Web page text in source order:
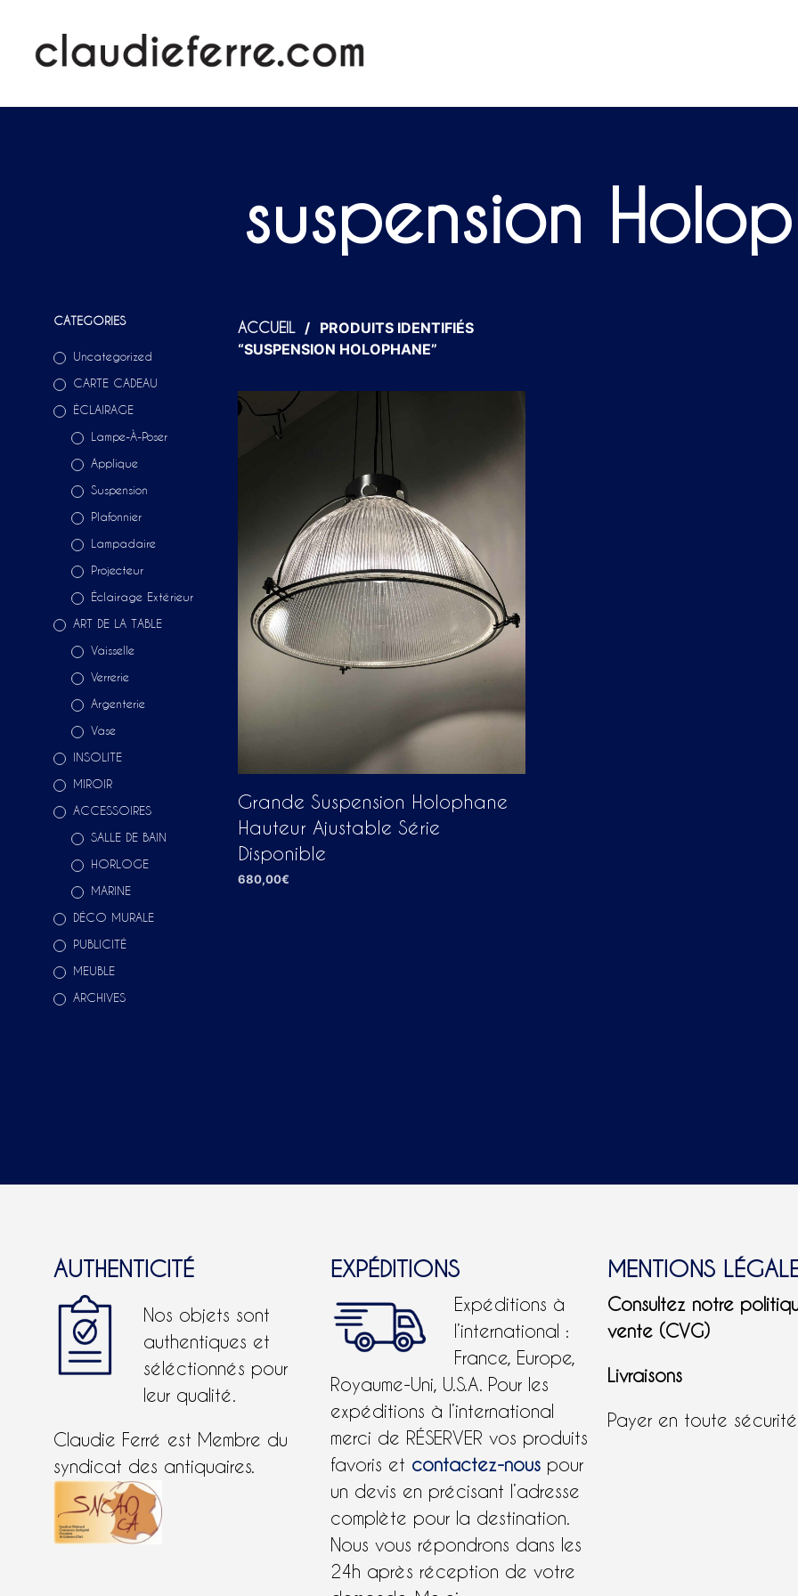
suspension
CATEGORIES
Uncategorized
CARTE CADEAU
ÉCLAIRAGE
Lampe-À-Poser
Applique
Suspension
Plafonnier
Lampadaire
Projecteur
Éclairage Extérieur
ART DE LA TABLE
Vaisselle
Verrerie
Argenterie
Vase
INSOLITE
MIROIR
ACCESSOIRES
SALLE DE BAIN
HORLOGE
MARINE
DÉCO MURALE
PUBLICITÉ
MEUBLE
ARCHIVES
ACCUEIL / PRODUITS IDENTIFIÉS
“SUSPENSION HOLOPHANE”
Grande Suspension Holophane
Hauteur Ajustable Série
Disponible
680,00€
AUTHENTICITÉ
Nos objets sont
authentiques et
séléctionnés pour
leur qualité.
Claudie Ferré est Membre du
syndicat des antiquaires.
EXPÉDITIONS
Expéditions à
l’international :
France, Europe,
Royaume-Uni, U.S.A. Pour les
expéditions à l’international
merci de RÉSERVER vos produits
favoris et contactez-nous pour
un devis en précisant l’adresse
complète pour la destination.
Nous vous répondrons dans les
24h après réception de votre
MENTIONS
Consultez notre
vente (CVG)
Livraisons
Payer en toute